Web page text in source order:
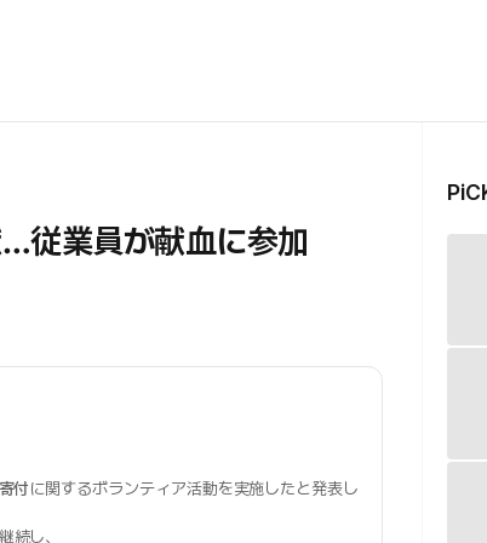
従業員が献血に参加
付に関するボランティア活動を実施したと発表し
続し、